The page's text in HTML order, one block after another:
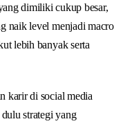
dimiliki cukup besar,
naik level menjadi macro
lebih banyak serta
karir di social media
strategi yang